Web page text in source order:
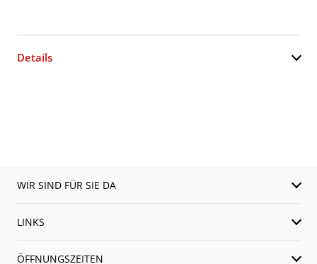
Details
WIR SIND FÜR SIE DA
LINKS
ÖFFNUNGSZEITEN